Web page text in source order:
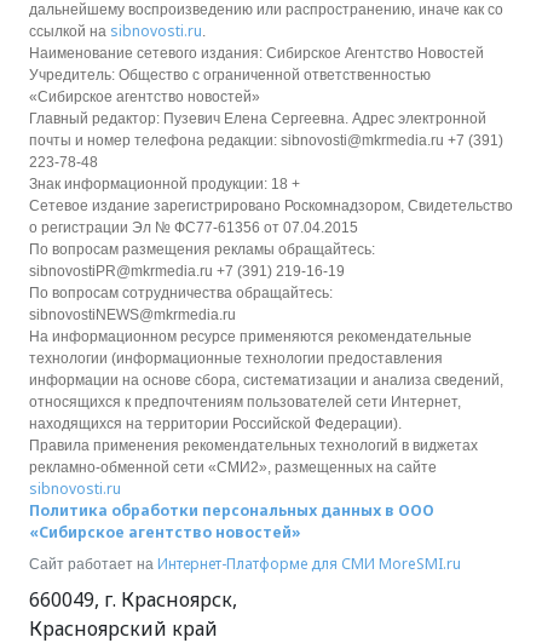
дальнейшему воспроизведению или распространению, иначе как со
ссылкой на sibnovosti.ru.
Наименование сетевого издания: Сибирское Агентство Новостей
Учредитель: Общество с ограниченной ответственностью
«Сибирское агентство новостей»
Главный редактор: Пузевич Елена Сергеевна. Адрес электронной
почты и номер телефона редакции: sibnovosti@mkrmedia.ru +7 (391)
223-78-48
Знак информационной продукции: 18 +
Сетевое издание зарегистрировано Роскомнадзором, Свидетельство
о регистрации Эл № ФС77-61356 от 07.04.2015
По вопросам размещения рекламы обращайтесь:
sibnovostiPR@mkrmedia.ru +7 (391) 219-16-19
По вопросам сотрудничества обращайтесь:
sibnovostiNEWS@mkrmedia.ru
На информационном ресурсе применяются рекомендательные
технологии (информационные технологии предоставления
информации на основе сбора, систематизации и анализа сведений,
относящихся к предпочтениям пользователей сети Интернет,
находящихся на территории Российской Федерации).
Правила применения рекомендательных технологий в виджетах
рекламно-обменной сети «СМИ2», размещенных на сайте
sibnovosti.ru
Политика обработки персональных данных в ООО
«Сибирское агентство новостей»
Сайт работает на Интернет-Платформе для СМИ MoreSMI.ru
660049, г. Красноярск,
Красноярский край